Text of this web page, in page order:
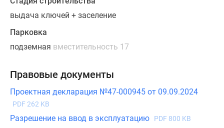
как
квартиры
с
черновой
отделкой,
и
квартиры
чистовой
выдача ключей + заселение
Парковка
подземная вместительность 17
Правовые документы
Проектная декларация №47-000945 от 09.09.2024
PDF 262 KB
Разрешение на ввод в эксплуатацию PDF 800 KB